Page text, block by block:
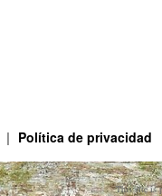
Política de privacidad
This site is